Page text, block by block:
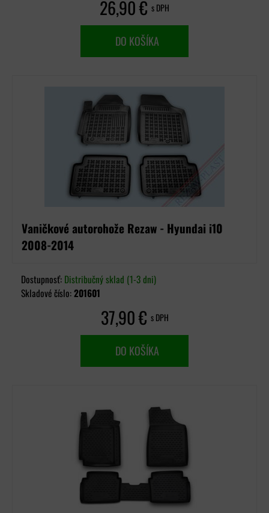
26,90 € s DPH
DO KOŠÍKA
Vaničkové autorohože Rezaw - Hyundai i10
2008-2014
Dostupnosť: Distribučný sklad (1-3 dni)
Skladové číslo:201601
37,90 € s DPH
DO KOŠÍKA